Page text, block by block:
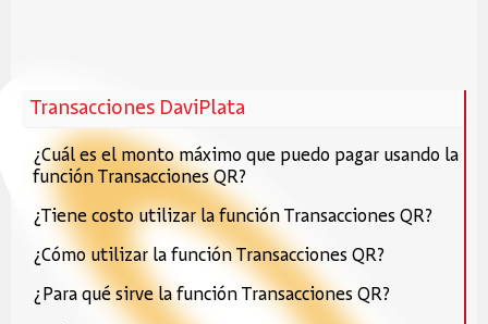
Transacciones DaviPlata
¿Cuál es el monto máximo que puedo pagar usando la
función Transacciones QR?
¿Tiene costo utilizar la función Transacciones QR?
¿Cómo utilizar la función Transacciones QR?
¿Para qué sirve la función Transacciones QR?